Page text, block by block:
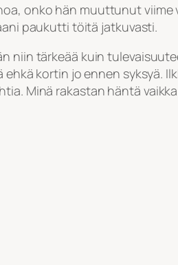
onko hän muuttunut
paukutti töitä jatkuvasti.
niin tärkeää kuin
kortin jo ennen syksyä.
Minä rakastan häntä